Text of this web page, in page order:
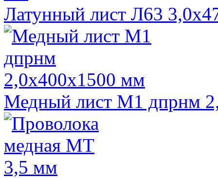
Латунный лист Л63
Медный лист М1 дпрнм